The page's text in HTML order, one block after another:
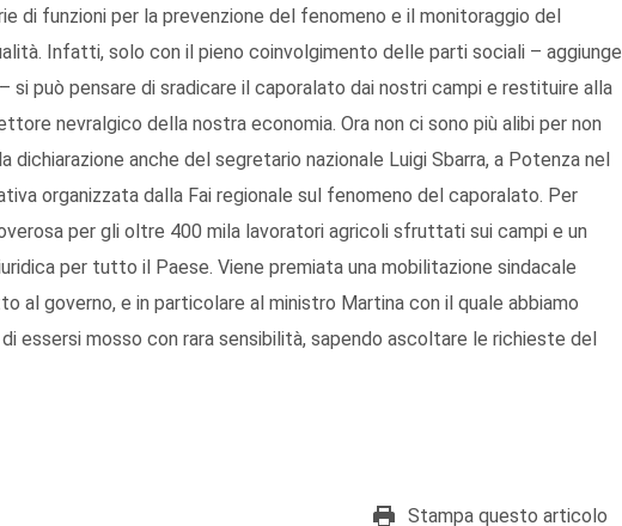
di funzioni per la prevenzione del fenomeno e il monitoraggio del
Infatti, solo con il pieno coinvolgimento delle parti sociali – aggiunge
si può pensare di sradicare il caporalato dai nostri campi e restituire alla
nevralgico della nostra economia. Ora non ci sono più alibi per non
dichiarazione anche del segretario nazionale Luigi Sbarra, a Potenza nel
organizzata dalla Fai regionale sul fenomeno del caporalato. Per
per gli oltre 400 mila lavoratori agricoli sfruttati sui campi e un
per tutto il Paese. Viene premiata una mobilitazione sindacale
al governo, e in particolare al ministro Martina con il quale abbiamo
essersi mosso con rara sensibilità, sapendo ascoltare le richieste del
Stampa questo articolo